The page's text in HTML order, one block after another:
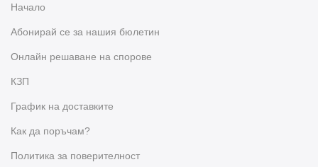
Начало
Абонирай се за нашия бюлетин
Oнлайн решаване на спорове
КЗП
График на доставките
Как да поръчам?
Политика за поверителност